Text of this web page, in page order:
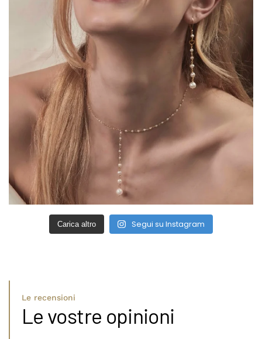
Carica altro Segui su Instagram
Le recensioni
Le vostre opinioni